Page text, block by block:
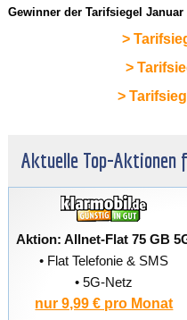
Gewinner der Tarifsiegel Januar
>
>
>
Aktuelle Top-Aktionen
Aktion: Allnet-Flat 75 GB
• Flat Telefonie & SMS
• 5G-Netz
nur 9,99 € pro Monat